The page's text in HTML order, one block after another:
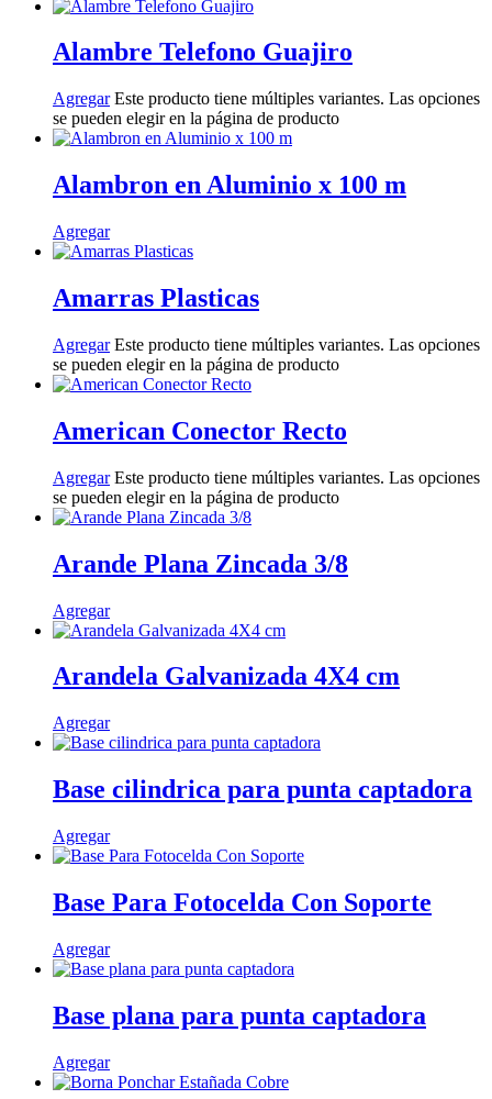
Alambre Telefono Guajiro
Agregar Este producto tiene múltiples variantes. Las opciones
se pueden elegir en la página de producto
Alambron en Aluminio x 100 m
Agregar
Amarras Plasticas
Agregar Este producto tiene múltiples variantes. Las opciones
se pueden elegir en la página de producto
American Conector Recto
Agregar Este producto tiene múltiples variantes. Las opciones
se pueden elegir en la página de producto
Arande Plana Zincada 3/8
Agregar
Arandela Galvanizada 4X4 cm
Agregar
Base cilindrica para punta captadora
Agregar
Base Para Fotocelda Con Soporte
Agregar
Base plana para punta captadora
Agregar